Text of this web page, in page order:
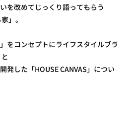
を改めてじっくり語ってもらう
」。
をコンセプトにライフスタイルブラ
発した「HOUSE CANVAS」につい